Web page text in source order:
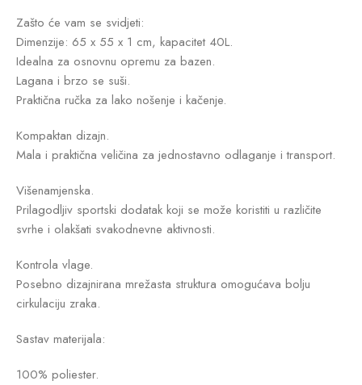
Zašto će vam se svidjeti:
Dimenzije: 65 x 55 x 1 cm, kapacitet 40L.
Idealna za osnovnu opremu za bazen.
Lagana i brzo se suši.
Praktična ručka za lako nošenje i kačenje.
Kompaktan dizajn.
Mala i praktična veličina za jednostavno odlaganje i transport.
Višenamjenska.
Prilagodljiv sportski dodatak koji se može koristiti u različite
svrhe i olakšati svakodnevne aktivnosti.
Kontrola vlage.
Posebno dizajnirana mrežasta struktura omogućava bolju
cirkulaciju zraka.
Sastav materijala:
100% poliester.